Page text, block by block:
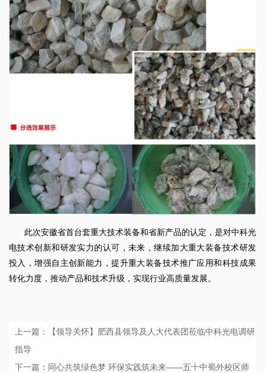
此次安徽省首台套重大技术装备和省新产品的认定，是对中科光
电技术创新和研发实力的认可，未来，继续加大重大装备技术研发
投入，增强自主创新能力，提升重大装备技术推广应用和科技成果
转化力度，推动产品和技术升级，实现行业高质量发展。
上一篇：【领导关怀】肥西县领导及人大代表团莅临中科光电调研
指导
下一篇：同心共筑绿色梦 环保实践筑未来——五十中蜀外校区师